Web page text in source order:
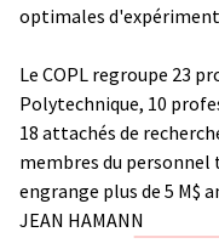
optimales
Le COPL regroupe 23
Polytechnique, 10
18 attachés de
membres du
engrange plus de 5 M$
JEAN HAMANN